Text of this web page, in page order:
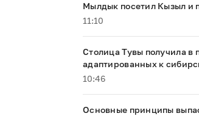
Мылдык посетил Кызыл и
впечатлениями от
11:10
Столица Тувы получила в
адаптированных к
климату туй
10:46
Основные принципы